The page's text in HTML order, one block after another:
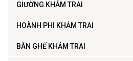
GIƯỜNG KHẢM TRAI
HOÀNH PHI KHẢM TRAI
BÀN GHẾ KHẢM TRAI